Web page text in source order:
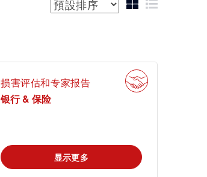
通信技术
损害评估和专家报告
银行 & 保险
显示更多